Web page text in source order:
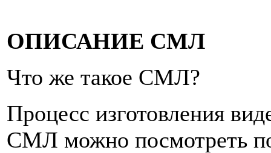
ОПИСАНИЕ СМЛ
Что же такое СМЛ?
Процесс изготовления
СМЛ можно посмотреть